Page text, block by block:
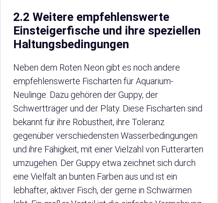
2.2 Weitere empfehlenswerte
Einsteigerfische und ihre speziellen
Haltungsbedingungen
Neben dem Roten Neon gibt es noch andere
empfehlenswerte Fischarten für Aquarium-
Neulinge. Dazu gehören der Guppy, der
Schwertträger und der Platy. Diese Fischarten sind
bekannt für ihre Robustheit, ihre Toleranz
gegenüber verschiedensten Wasserbedingungen
und ihre Fähigkeit, mit einer Vielzahl von Futterarten
umzugehen. Der Guppy etwa zeichnet sich durch
eine Vielfalt an bunten Farben aus und ist ein
lebhafter, aktiver Fisch, der gerne in Schwärmen